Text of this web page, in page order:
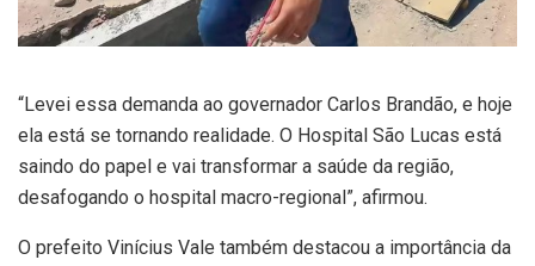
“Levei essa demanda ao governador Carlos Brandão, e hoje
ela está se tornando realidade. O Hospital São Lucas está
saindo do papel e vai transformar a saúde da região,
desafogando o hospital macro-regional”, afirmou.
O prefeito Vinícius Vale também destacou a importância da